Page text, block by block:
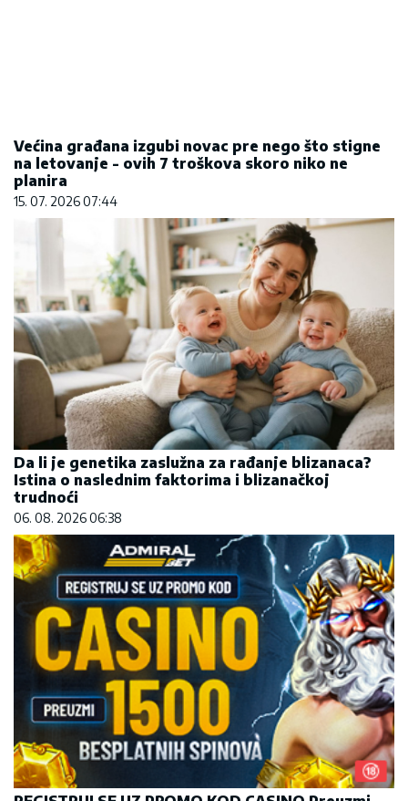
15. 07. 2026 07:44
Da li je genetika zaslužna za rađanje blizanaca?
Istina o naslednim faktorima i blizanačkoj
trudnoći
06. 08. 2026 06:38
REGISTRUJ SE UZ PROMO KOD CASINO Preuzmi
1500 BESPLATNIH SPINOVA
20. 07. 2026 08:04